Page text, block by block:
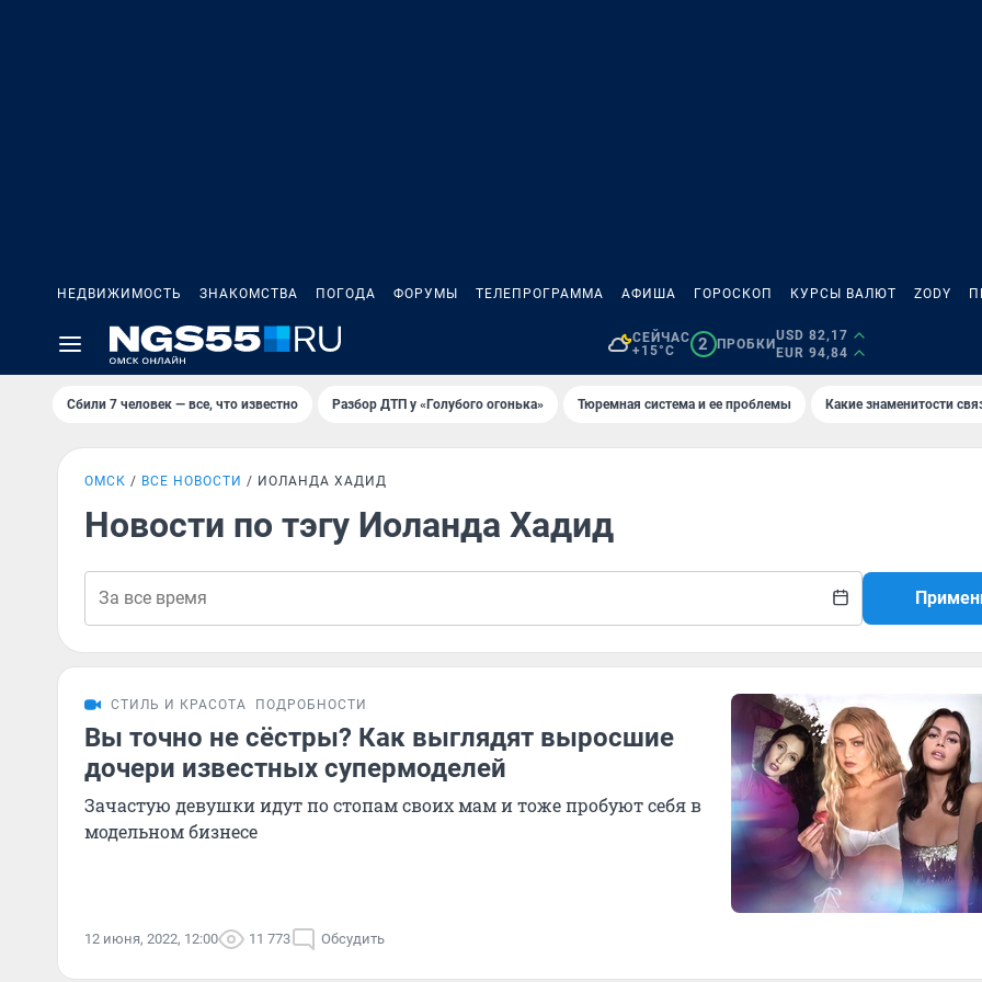
НЕДВИЖИМОСТЬ ЗНАКОМСТВА ПОГОДА ФОРУМЫ ТЕЛЕПРОГРАММА АФИША ГОРОСКОП КУРСЫ ВАЛЮТ ZODY
СЕЙЧАС
+15°C
2 ПРОБКИ
USD 82,17
EUR 94,84
Сбили 7 человек — все, что известно Разбор ДТП у «Голубого огонька» Тюремная система и ее проблемы Какие знаменитости
ОМСК ВСЕ НОВОСТИ ИОЛАНДА ХАДИД
Новости по тэгу Иоланда Хадид
СТИЛЬ И КРАСОТА ПОДРОБНОСТИ
Вы точно не сёстры? Как выглядят выросшие
дочери известных супермоделей
Зачастую девушки идут по стопам своих мам и тоже пробуют себя в
модельном бизнесе
12 июня, 2022, 12:00 11 773 Обсудить